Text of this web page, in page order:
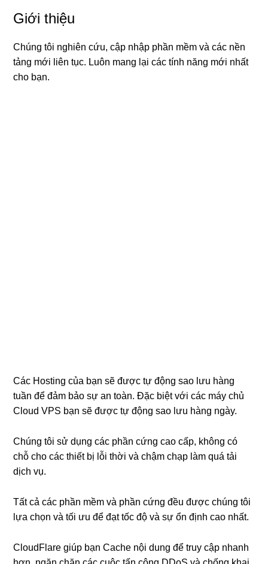
Giới thiệu
Chúng tôi nghiên cứu, cập nhập phần mềm và các nền
tảng mới liên tục. Luôn mang lại các tính năng mới nhất
cho bạn.
Các Hosting của bạn sẽ được tự động sao lưu hàng
tuần để đảm bảo sự an toàn. Đặc biệt với các máy chủ
Cloud VPS bạn sẽ được tự động sao lưu hàng ngày.
Chúng tôi sử dụng các phần cứng cao cấp, không có
chỗ cho các thiết bị lỗi thời và chậm chạp làm quá tải
dịch vụ.
Tất cả các phần mềm và phần cứng đều được chúng tôi
lựa chọn và tối ưu để đạt tốc độ và sự ổn định cao nhất.
CloudFlare giúp bạn Cache nội dung để truy cập nhanh